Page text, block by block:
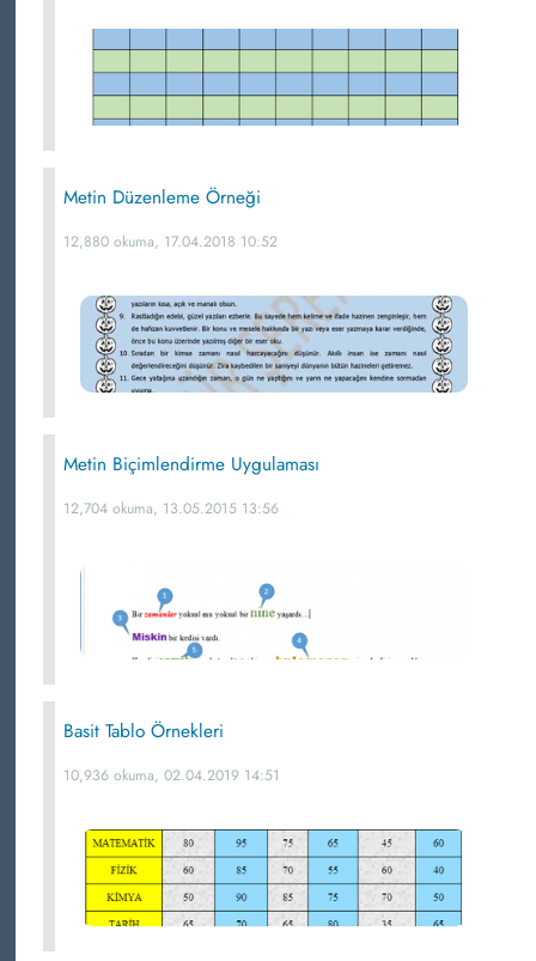
Metin Düzenleme Örneği
12,880 okuma, 17.04.2018 10:52
Metin Biçimlendirme Uygulaması
12,704 okuma, 13.05.2015 13:56
Basit Tablo Örnekleri
10,936 okuma, 02.04.2019 14:51